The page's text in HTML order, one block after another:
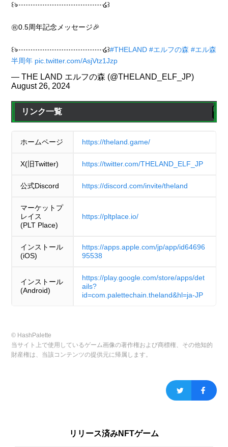
꒰ঌ┈┈┈┈┈┈┈┈┈┈┈┈໒꒱
㊗️0.5周年記念メッセージ🎉
꒰ঌ┈┈┈┈┈┈┈┈┈┈┈┈໒꒱#THELAND #エルフの森 #エル森
半周年 pic.twitter.com/AsjVtz1Jzp
— THE LAND エルフの森 (@THELAND_ELF_JP)
August 26, 2024
リンク一覧
ホームページ https://theland.game/
X(旧Twitter) https://twitter.com/THELAND_ELF_JP
公式Discord https://discord.com/invite/theland
マーケットプ
レイス
(PLT Place)
https://pltplace.io/
インストール
(iOS)
https://apps.apple.com/jp/app/id64696
95538
インストール
(Android)
https://play.google.com/store/apps/det
ails?
id=com.palettechain.theland&hl=ja-JP
© HashPalette
当サイト上で使用しているゲーム画像の著作権および商標権、その他知的
財産権は、当該コンテンツの提供元に帰属します。
リリース済みNFTゲーム